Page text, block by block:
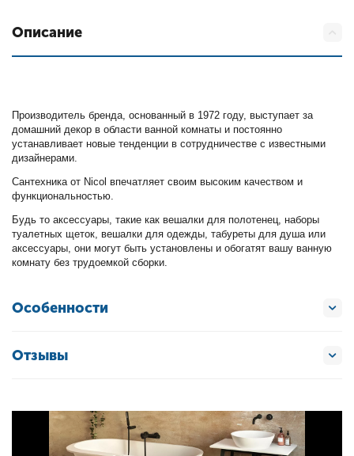
Описание
Производитель бренда, основанный в 1972 году, выступает за
домашний декор в области ванной комнаты и постоянно
устанавливает новые тенденции в сотрудничестве с известными
дизайнерами.
Сантехника от Nicol впечатляет своим высоким качеством и
функциональностью.
Будь то аксессуары, такие как вешалки для полотенец, наборы
туалетных щеток, вешалки для одежды, табуреты для душа или
аксессуары, они могут быть установлены и обогатят вашу ванную
комнату без трудоемкой сборки.
Особенности
Отзывы